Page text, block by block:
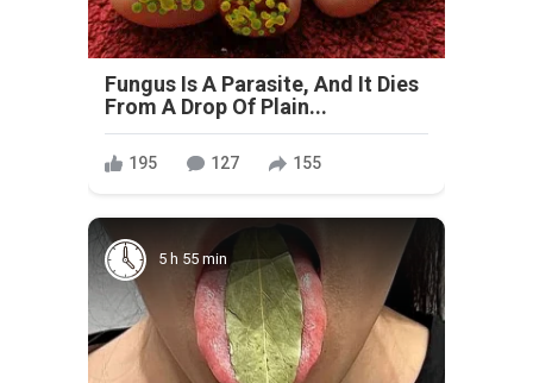
Fungus Is A Parasite, And It Dies
From A Drop Of Plain...
195 127 155
5 h 55 min